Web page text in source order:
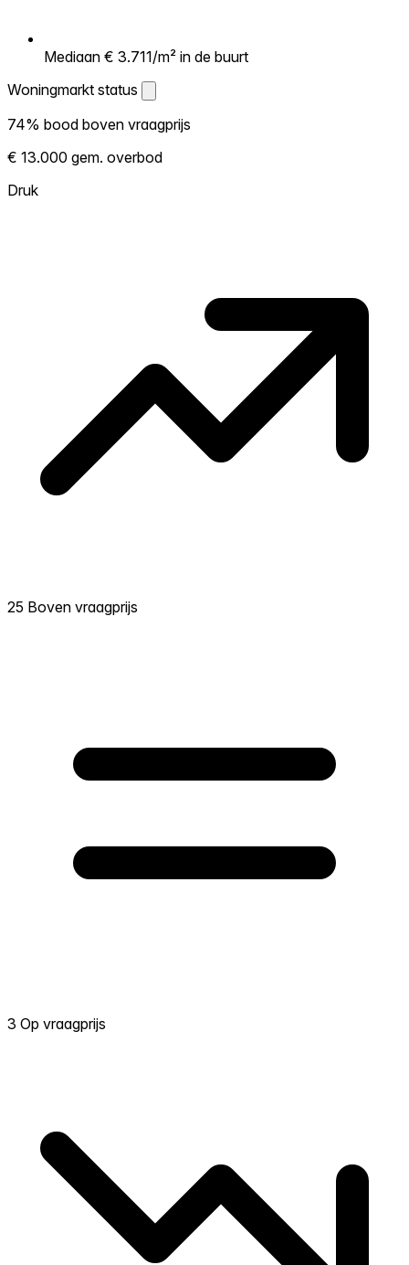
Mediaan € 3.711/m² in de buurt
Woningmarkt status
Woningmarkt status
Laat zien hoe competitief de markt hier is.
Hoe meer woningen boven vraagprijs
verkopen, hoe heter. Heet? Verwacht
74% bood boven vraagprijs
€ 13.000 gem. overbod
Druk
25 Boven vraagprijs
3 Op vraagprijs